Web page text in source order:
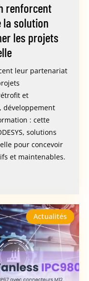
renforcent
solution
les projets
leur partenariat
et
développement
: cette
solutions
pour concevoir
et maintenables.
Actualités